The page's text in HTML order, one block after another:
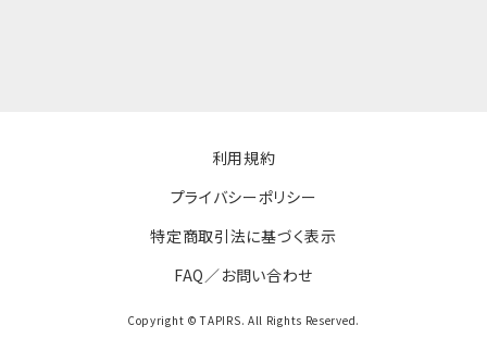
利用規約
プライバシーポリシー
特定商取引法に基づく表示
FAQ／お問い合わせ
Copyright © TAPIRS. All Rights Reserved.